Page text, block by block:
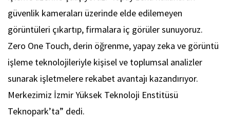
güvenlik kameraları üzerinde elde edilemeyen
görüntüleri çıkartıp, firmalara iç görüler sunuyoruz.
Zero One Touch, derin öğrenme, yapay zeka ve görüntü
işleme teknolojileriyle kişisel ve toplumsal analizler
sunarak işletmelere rekabet avantajı kazandırıyor.
Merkezimiz İzmir Yüksek Teknoloji Enstitüsü
Teknopark’ta” dedi.